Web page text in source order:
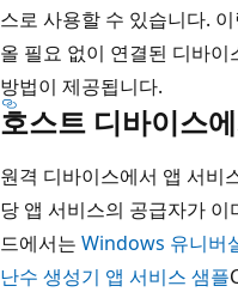
스로 사용할 수 있습니다.
올 필요 없이 연결된 디바
방법이 제공됩니다.
호스트 디바이스
원격 디바이스에서 앱 서비
당 앱 서비스의 공급자가
드에서는 Windows 유니버
난수 생성기 앱 서비스 샘플